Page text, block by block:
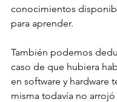
conocimientos
para aprender.
También podemos
caso de que hubiera
en software y hardware
misma todavía no